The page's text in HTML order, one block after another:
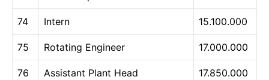
74 Intern 15.100.000
75 Rotating Engineer 17.000.000
76 Assistant Plant Head 17.850.000